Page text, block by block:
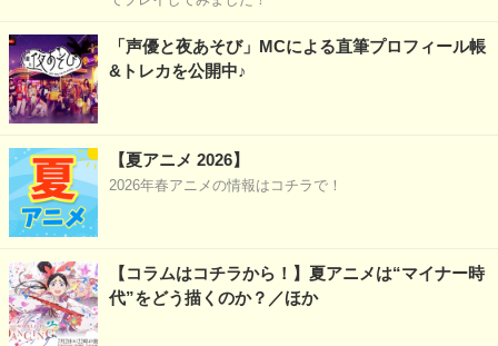
「声優と夜あそび」MCによる直筆プロフィール帳
&トレカを公開中♪
【夏アニメ 2026】
2026年春アニメの情報はコチラで！
【コラムはコチラから！】夏アニメは“マイナー時
代”をどう描くのか？／ほか